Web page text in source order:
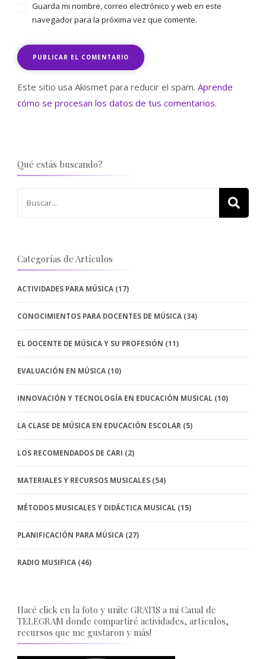
Guarda mi nombre, correo electrónico y web en este
navegador para la próxima vez que comente.
Este sitio usa Akismet para reducir el spam. Aprende
cómo se procesan los datos de tus comentarios.
Qué estás buscando?
Categorías de Artículos
ACTIVIDADES PARA MÚSICA (17)
CONOCIMIENTOS PARA DOCENTES DE MÚSICA (34)
EL DOCENTE DE MÚSICA Y SU PROFESIÓN (11)
EVALUACIÓN EN MÚSICA (10)
INNOVACIÓN Y TECNOLOGÍA EN EDUCACIÓN MUSICAL (10)
LA CLASE DE MÚSICA EN EDUCACIÓN ESCOLAR (5)
LOS RECOMENDADOS DE CARI (2)
MATERIALES Y RECURSOS MUSICALES (54)
MÉTODOS MUSICALES Y DIDÁCTICA MUSICAL (15)
PLANIFICACIÓN PARA MÚSICA (27)
RADIO MUSIFICA (46)
Hacé click en la foto y unite GRATIS a mi Canal de
TELEGRAM donde compartiré actividades, artículos,
recursos que me gustaron y más!